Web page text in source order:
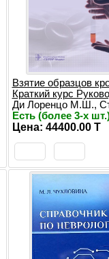
Взятие образцов
Краткий курс
Ди Лоренцо М.Ш.,
Есть (более 3-х
Цена: 44400.00 T